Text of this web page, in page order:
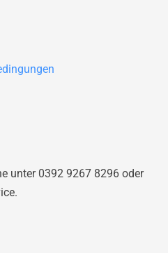
unter 0392 9267 8296 oder